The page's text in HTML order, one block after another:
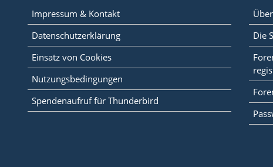
Impressum & Kontakt
Datenschutzerklärung
Einsatz von Cookies
Nutzungsbedingungen
Spendenaufruf für Thunderbird
Die